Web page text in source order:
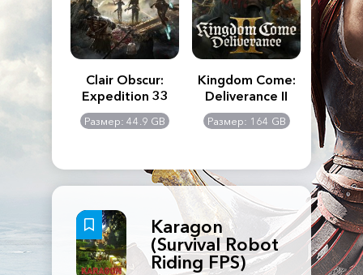
Creed
Clair Obscur:
Expedition 33
Размер: 44.9 GB
Kingdom Come:
Deliverance II
Размер: 164 GB
The
Karagon
(Survival Robot
Riding FPS)